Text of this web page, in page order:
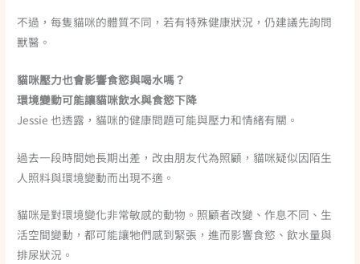
不過，每隻貓咪的體質不同，若有特殊健康狀況，仍建議先詢問
獸醫。
貓咪壓力也會影響食慾與喝水嗎？
環境變動可能讓貓咪飲水與食慾下降
Jessie 也透露，貓咪的健康問題可能與壓力和情緒有關。
過去一段時間她長期出差，改由朋友代為照顧，貓咪疑似因陌生
人照料與環境變動而出現不適。
貓咪是對環境變化非常敏感的動物。照顧者改變、作息不同、生
活空間變動，都可能讓牠們感到緊張，進而影響食慾、飲水量與
排尿狀況。